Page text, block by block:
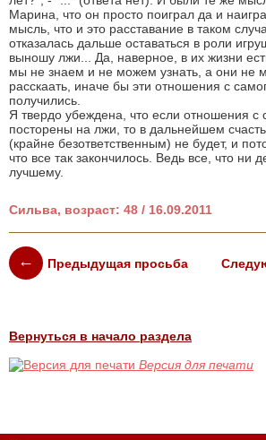
Марина, что он просто поиграл да и
мысль, что и это расставание в таком
отказалась дальше оставаться в роли
выношу лжи... Да, наверное, в их жизни
мы не знаем и не можем узнать, а они не
расскаать, иначе бы эти отношения с
получились.
Я твердо убеждена, что если отношения с
посторены на лжи, то в дальнейшем
(крайне безответственным) не будет, и
что все так закончилось. Ведь все, что ни
лучшему.
Сильва, возраст: 48 / 16.09.2011
Предыдущая просьба
Вернуться в начало раздела
Версия для печати